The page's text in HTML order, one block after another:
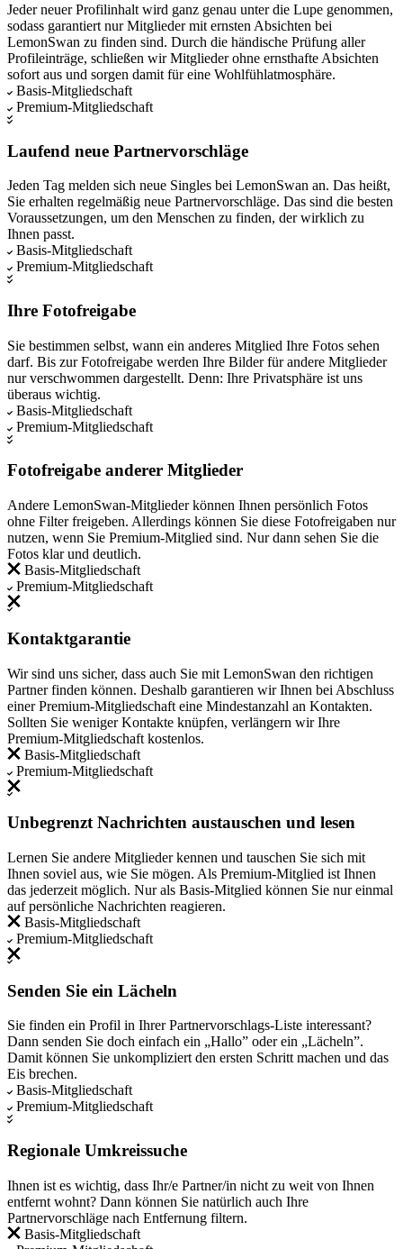
Jeder neuer Profilinhalt wird ganz genau unter die Lupe genommen,
sodass garantiert nur Mitglieder mit ernsten Absichten bei
LemonSwan zu finden sind. Durch die händische Prüfung aller
Profileinträge, schließen wir Mitglieder ohne ernsthafte Absichten
sofort aus und sorgen damit für eine Wohlfühlatmosphäre.
Basis-Mitgliedschaft
Premium-Mitgliedschaft
Laufend neue Partnervorschläge
Jeden Tag melden sich neue Singles bei LemonSwan an. Das heißt,
Sie erhalten regelmäßig neue Partnervorschläge. Das sind die besten
Voraussetzungen, um den Menschen zu finden, der wirklich zu
Ihnen passt.
Basis-Mitgliedschaft
Premium-Mitgliedschaft
Ihre Fotofreigabe
Sie bestimmen selbst, wann ein anderes Mitglied Ihre Fotos sehen
darf. Bis zur Fotofreigabe werden Ihre Bilder für andere Mitglieder
nur verschwommen dargestellt. Denn: Ihre Privatsphäre ist uns
überaus wichtig.
Basis-Mitgliedschaft
Premium-Mitgliedschaft
Fotofreigabe anderer Mitglieder
Andere LemonSwan-Mitglieder können Ihnen persönlich Fotos
ohne Filter freigeben. Allerdings können Sie diese Fotofreigaben nur
nutzen, wenn Sie Premium-Mitglied sind. Nur dann sehen Sie die
Fotos klar und deutlich.
Basis-Mitgliedschaft
Premium-Mitgliedschaft
Kontaktgarantie
Wir sind uns sicher, dass auch Sie mit LemonSwan den richtigen
Partner finden können. Deshalb garantieren wir Ihnen bei Abschluss
einer Premium-Mitgliedschaft eine Mindestanzahl an Kontakten.
Sollten Sie weniger Kontakte knüpfen, verlängern wir Ihre
Premium-Mitgliedschaft kostenlos.
Basis-Mitgliedschaft
Premium-Mitgliedschaft
Unbegrenzt Nachrichten austauschen und lesen
Lernen Sie andere Mitglieder kennen und tauschen Sie sich mit
Ihnen soviel aus, wie Sie mögen. Als Premium-Mitglied ist Ihnen
das jederzeit möglich. Nur als Basis-Mitglied können Sie nur einmal
auf persönliche Nachrichten reagieren.
Basis-Mitgliedschaft
Premium-Mitgliedschaft
Senden Sie ein Lächeln
Sie finden ein Profil in Ihrer Partnervorschlags-Liste interessant?
Dann senden Sie doch einfach ein „Hallo” oder ein „Lächeln”.
Damit können Sie unkompliziert den ersten Schritt machen und das
Eis brechen.
Basis-Mitgliedschaft
Premium-Mitgliedschaft
Regionale Umkreissuche
Ihnen ist es wichtig, dass Ihr/e Partner/in nicht zu weit von Ihnen
entfernt wohnt? Dann können Sie natürlich auch Ihre
Partnervorschläge nach Entfernung filtern.
Basis-Mitgliedschaft